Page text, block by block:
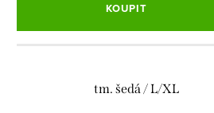
KOUPIT
tm. šedá / L/XL